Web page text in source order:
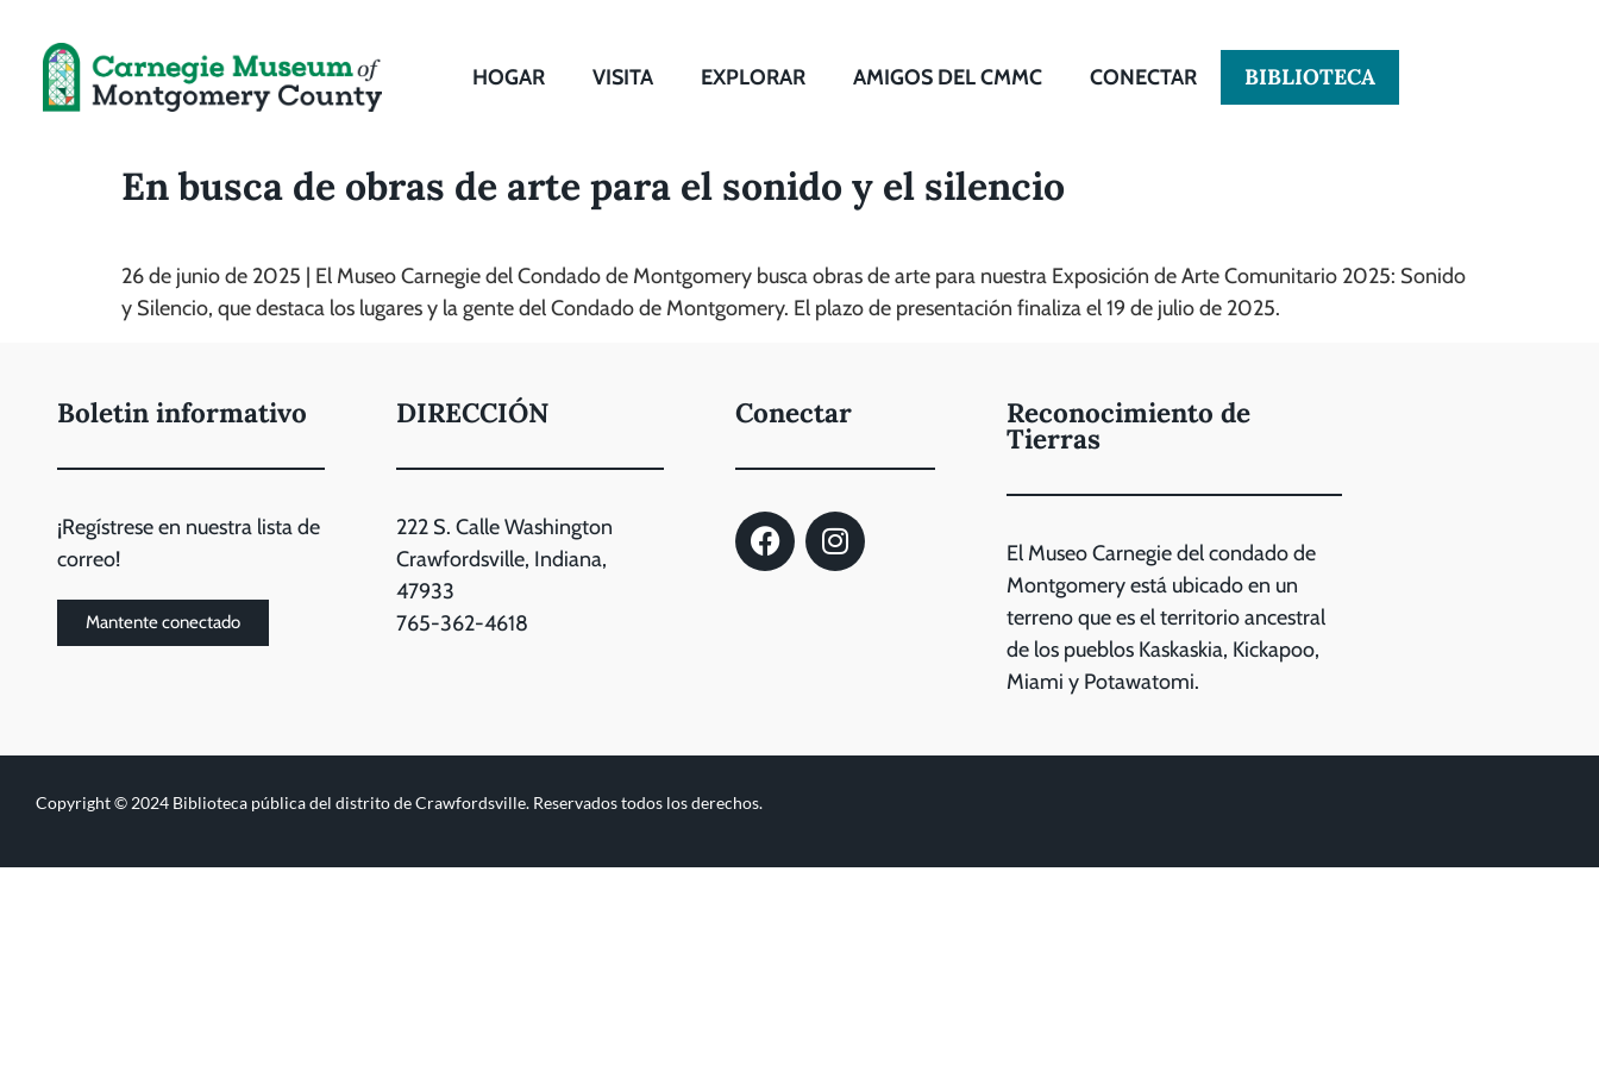
HOGAR VISITA EXPLORAR AMIGOS DEL CMMC CONECTAR BIBLIOTECA
En busca de obras de arte para el sonido y el silencio
26 de junio de 2025 | El Museo Carnegie del Condado de Montgomery busca obras de arte para nuestra Exposición de Arte Comunitario 2025: Sonido
y Silencio, que destaca los lugares y la gente del Condado de Montgomery. El plazo de presentación finaliza el 19 de julio de 2025.
Boletin informativo
¡Regístrese en nuestra lista de
correo!
Mantente conectado
DIRECCIÓN
222 S. Calle Washington
Crawfordsville, Indiana,
47933
765-362-4618
Conectar Reconocimiento de
Tierras
El Museo Carnegie del condado de
Montgomery está ubicado en un
terreno que es el territorio ancestral
de los pueblos Kaskaskia, Kickapoo,
Miami y Potawatomi.
Copyright © 2024 Biblioteca pública del distrito de Crawfordsville. Reservados todos los derechos.